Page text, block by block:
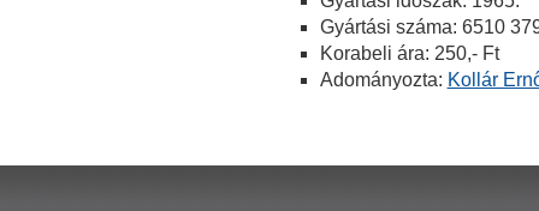
Gyártási száma: 6510
Korabeli ára: 250,- Ft
Adományozta: Kollár